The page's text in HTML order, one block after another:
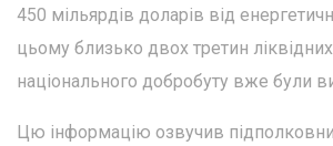
450 мільярдів доларів від
цьому близько двох третин
національного добробуту вже були
Цю інформацію озвучив